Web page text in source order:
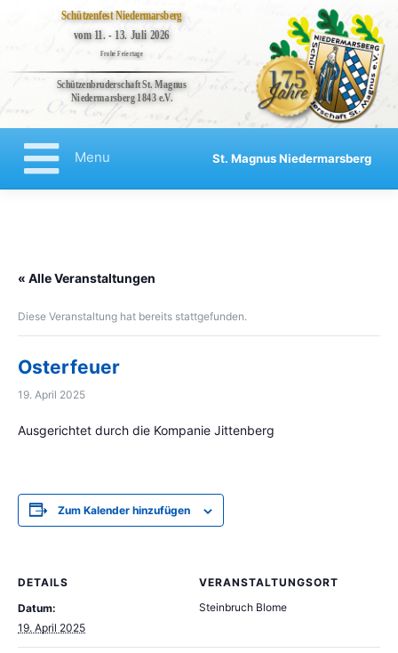
Bruderschaft
Kompanien
Datenschutzerklärung
Schützenfest Niedermarsberg
vom 11. - 13. Juli 2026
Frohe Feiertage
Schützenbruderschaft St. Magnus
Niedermarsberg 1843 e.V.
Menu St. Magnus Niedermarsberg
« Alle Veranstaltungen
Diese Veranstaltung hat bereits stattgefunden.
Osterfeuer
19. April 2025
Ausgerichtet durch die Kompanie Jittenberg
Zum Kalender hinzufügen
DETAILS
Datum:
19. April 2025
VERANSTALTUNGSORT
Steinbruch Blome